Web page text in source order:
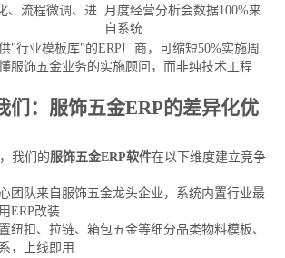
、流程微调、进 月度经营分析会数据100%来
自系统
"行业模板库"的ERP厂商，可缩短50%实施周
服饰五金业务的实施顾问，而非纯技术工程
们：服饰五金ERP的差异化优
我们的服饰五金ERP软件在以下维度建立竞争
团队来自服饰五金龙头企业，系统内置行业最
ERP改装
纽扣、拉链、箱包五金等细分品类物料模板、
，上线即用